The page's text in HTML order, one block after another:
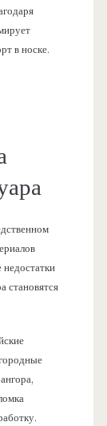
в носке.
становятся